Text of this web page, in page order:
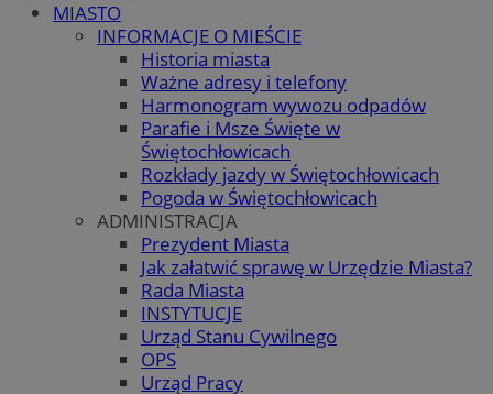
MIASTO
INFORMACJE O MIEŚCIE
Historia miasta
Ważne adresy i telefony
Harmonogram wywozu odpadów
Parafie i Msze Święte w
Świętochłowicach
Rozkłady jazdy w Świętochłowicach
Pogoda w Świętochłowicach
ADMINISTRACJA
Prezydent Miasta
Jak załatwić sprawę w Urzędzie Miasta?
Rada Miasta
INSTYTUCJE
Urząd Stanu Cywilnego
OPS
Urząd Pracy